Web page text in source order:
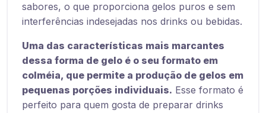
sabores, o que proporciona gelos puros e sem
interferências indesejadas nos drinks ou bebidas.
Uma das características mais marcantes
dessa forma de gelo é o seu formato em
colméia, que permite a produção de gelos em
pequenas porções individuais. Esse formato é
perfeito para quem gosta de preparar drinks